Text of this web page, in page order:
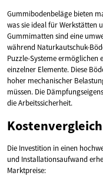
Gummibodenbeläge bieten
was sie ideal für Werkstätten
Gummimatten sind eine
während Naturkautschuk-
Puzzle-Systeme ermöglichen
einzelner Elemente. Diese
hoher mechanischer
müssen. Die
die Arbeitssicherheit.
Die Investition in einen
und Installationsaufwand
Marktpreise: